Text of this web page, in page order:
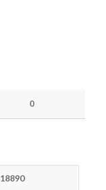
0